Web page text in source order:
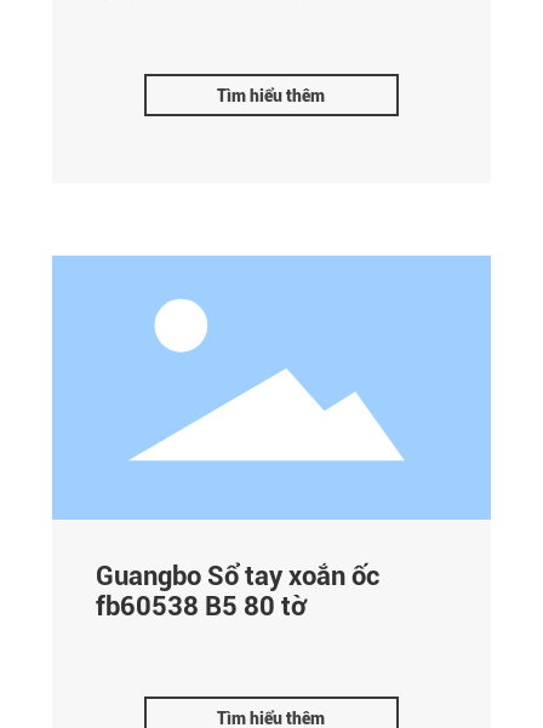
Tìm hiểu thêm
Guangbo Sổ tay xoắn ốc
fb60538 B5 80 tờ
Tìm hiểu thêm